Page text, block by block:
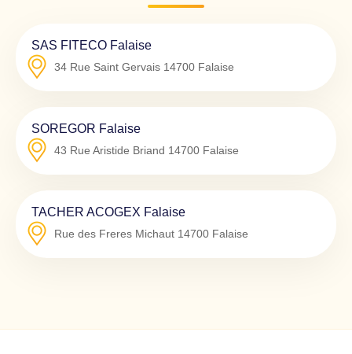
SAS FITECO Falaise
34 Rue Saint Gervais 14700 Falaise
SOREGOR Falaise
43 Rue Aristide Briand 14700 Falaise
TACHER ACOGEX Falaise
Rue des Freres Michaut 14700 Falaise